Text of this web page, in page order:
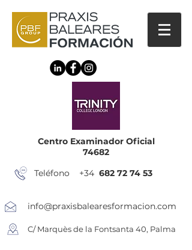
Centro Examinador Oficial
74682
Teléfono +34 682 72 74 53
info@praxisbalearesformacion.com
C/ Marquès de la Fontsanta 40, Palma